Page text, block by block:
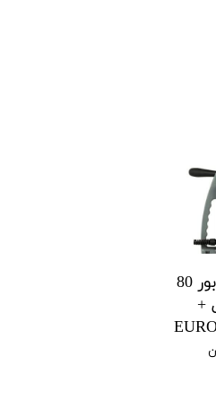
دریل مگنت یوروبور 80
+